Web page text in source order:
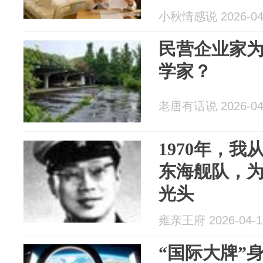
小秋情感说 2026-
民营企业家
学家？
老唐有话说 2026-
1970年，我
东海舰队，
光头
雍亲王府 2026-04-
“国际大牌”